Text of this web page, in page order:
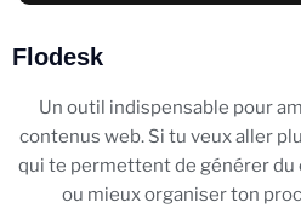
Flodesk
Un outil indispensable pour
contenus web. Si tu veux aller
qui te permettent de générer
ou mieux organiser ton